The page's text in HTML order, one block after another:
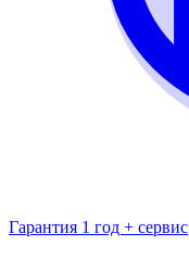
Гарантия 1 год + сервис